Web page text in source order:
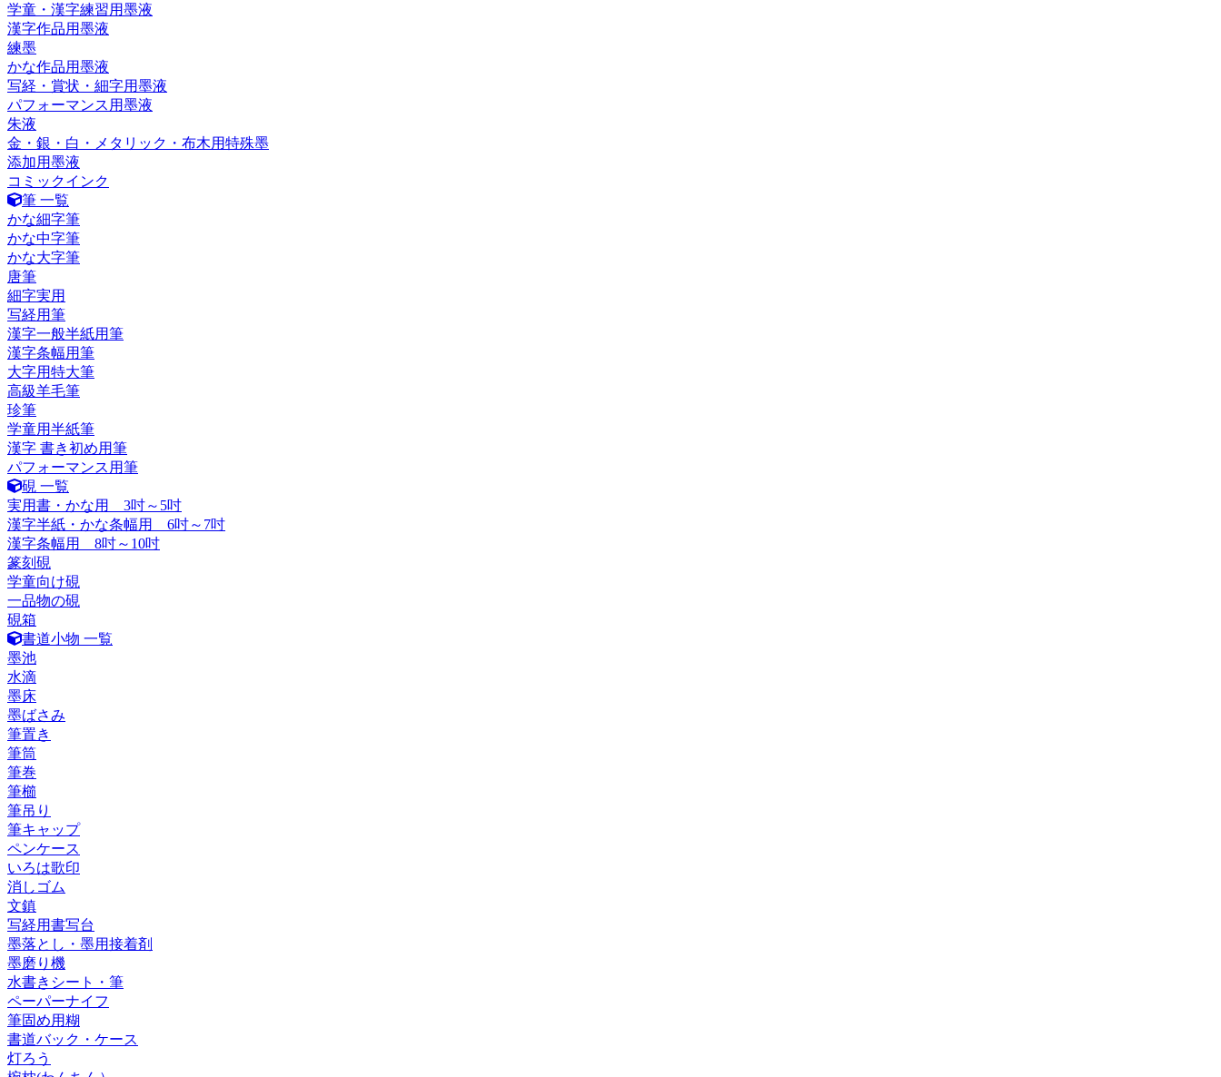
学童・漢字練習用墨液
漢字作品用墨液
練墨
かな作品用墨液
写経・賞状・細字用墨液
パフォーマンス用墨液
朱液
金・銀・白・メタリック・布木用特殊墨
添加用墨液
コミックインク
筆 一覧
かな細字筆
かな中字筆
かな大字筆
唐筆
細字実用
写経用筆
漢字一般半紙用筆
漢字条幅用筆
大字用特大筆
高級羊毛筆
珍筆
学童用半紙筆
漢字 書き初め用筆
パフォーマンス用筆
硯 一覧
実用書・かな用 3吋～5吋
漢字半紙・かな条幅用 6吋～7吋
漢字条幅用 8吋～10吋
篆刻硯
学童向け硯
一品物の硯
硯箱
書道小物 一覧
墨池
水滴
墨床
墨ばさみ
筆置き
筆筒
筆巻
筆櫛
筆吊り
筆キャップ
ペンケース
いろは歌印
消しゴム
文鎮
写経用書写台
墨落とし・墨用接着剤
墨磨り機
水書きシート・筆
ペーパーナイフ
筆固め用糊
書道バック・ケース
灯ろう